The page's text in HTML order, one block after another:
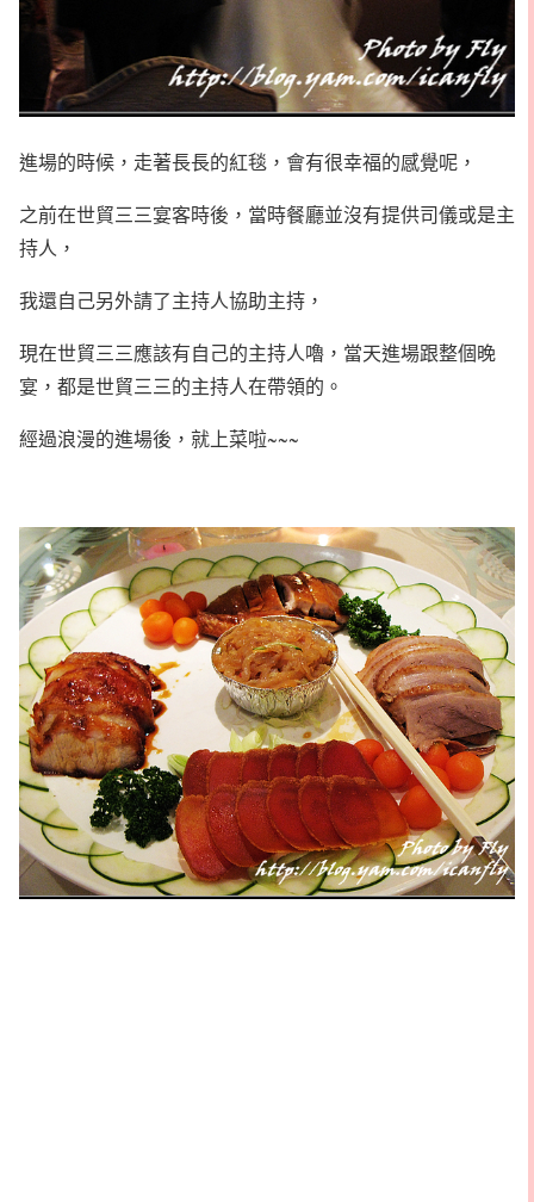
進場的時候，走著長長的紅毯，會有很幸福的感覺呢，
之前在世貿三三宴客時後，當時餐廳並沒有提供司儀或是主
持人，
我還自己另外請了主持人協助主持，
現在世貿三三應該有自己的主持人嚕，當天進場跟整個晚
宴，都是世貿三三的主持人在帶領的。
經過浪漫的進場後，就上菜啦~~~